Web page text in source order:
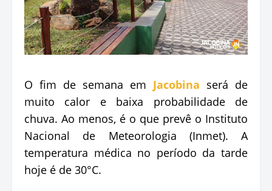
O fim de semana em Jacobina será de
muito calor e baixa probabilidade de
chuva. Ao menos, é o que prevê o Instituto
Nacional de Meteorologia (Inmet). A
temperatura médica no período da tarde
hoje é de 30°C.